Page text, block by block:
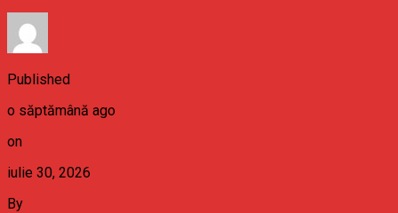
Published
o săptămână ago
on
iulie 30, 2026
By